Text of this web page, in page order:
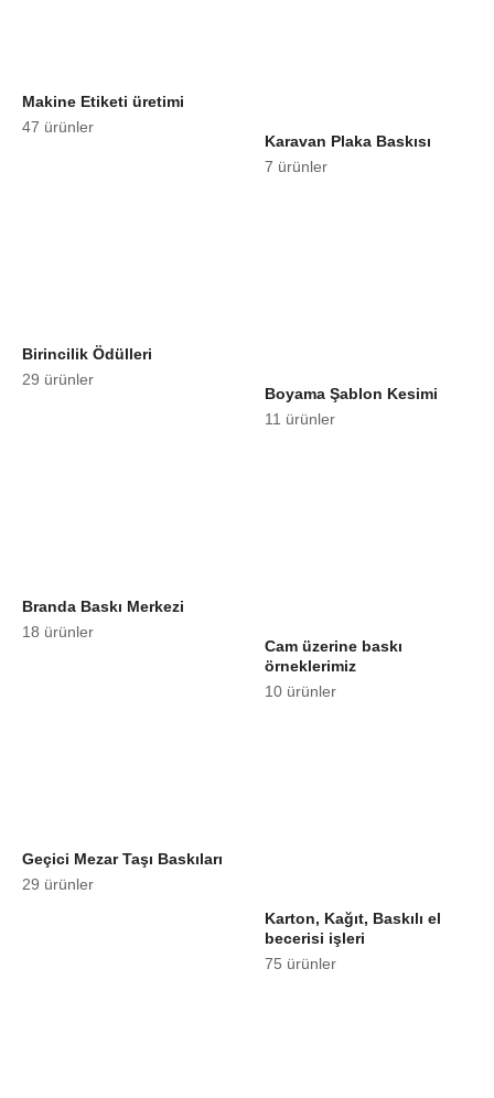
Makine Etiketi üretimi
47 ürünler
Karavan Plaka Baskısı
7 ürünler
Birincilik Ödülleri
29 ürünler
Boyama Şablon Kesimi
11 ürünler
Branda Baskı Merkezi
18 ürünler
Cam üzerine baskı
örneklerimiz
10 ürünler
Geçici Mezar Taşı Baskıları
29 ürünler
Karton, Kağıt, Baskılı el
becerisi işleri
75 ürünler